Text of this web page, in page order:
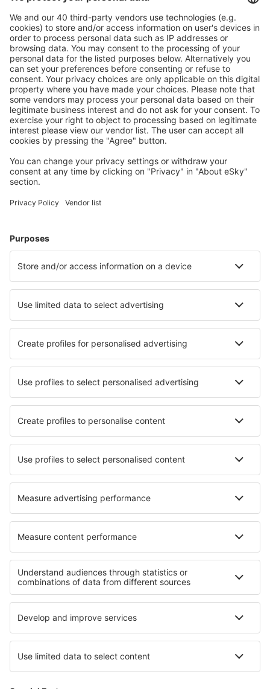
Plan veilig
Zorgeloos boeken met gratiss annuleringsopties.
Bespaar meer
Reisaanbiedingen en speciale aanbiedingen voor
geregistreerde gebruikers.
Kies uit meer dan 1,3 miljoen accommodaties: hotels,
jeugdherbergen, appartementen en meer.
Hotels in België - Populaire steden
Hotels in Nieuwpoort Hotels in Koksijde
Hotels in Brussel Hotels in Heuvelland
Hotels in Zutendaal Hotels in Dinant
Hotels Mount Hope Hotels in Mäntyjärvi Hotels in Ticul
Hotels in Sohar Hotels in Neápolis
Hotels in Nový Hrozenkov Hotels in Camberley
Hotels in Medina Sidonia
Beste hotels - regio's
Hotels in België Hotels in Flanders Hotels in Bolivar
Hotels in Bastimentos Island
Hotels in Everglades National Park Hotels in Amazonas